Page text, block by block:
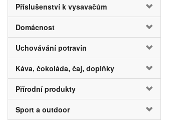
Příslušenství k vysavačům
Domácnost
Uchovávání potravin
Káva, čokoláda, čaj, doplňky
Přírodní produkty
Sport a outdoor